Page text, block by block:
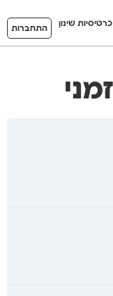
כרטיסיות שינון
התחברות